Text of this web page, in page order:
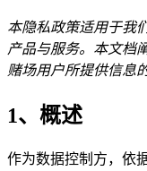
本隐私政策适用于我
产品与服务。本文档
赌场用户所提供信息
1、概述
作为数据控制方，依